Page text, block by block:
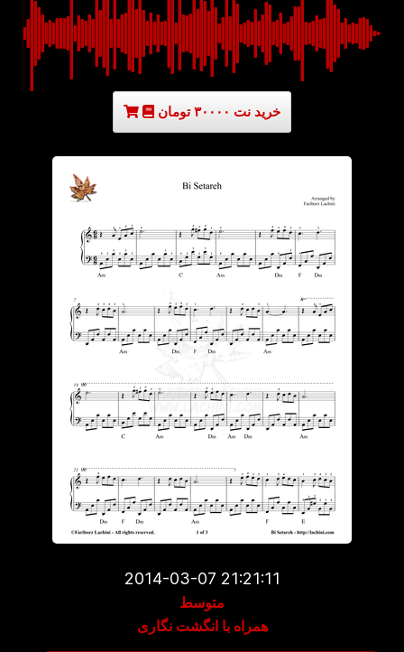
خرید نت ۳۰۰۰۰ تومان
2014-03-07 21:21:11
متوسط
همراه با انگشت نگاری